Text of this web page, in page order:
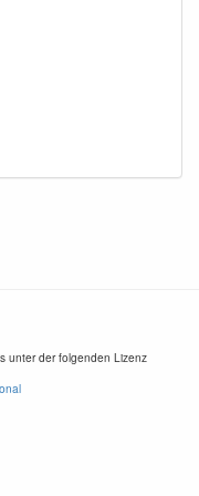
unter der folgenden Lizenz